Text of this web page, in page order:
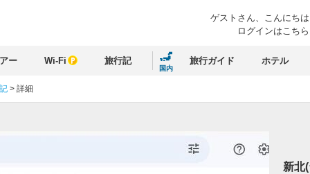
ゲストさん、 こんにちは
ログインはこちら
ー Wi-Fi 旅行記
国内
旅行ガイド ホテル
> 詳細
新北